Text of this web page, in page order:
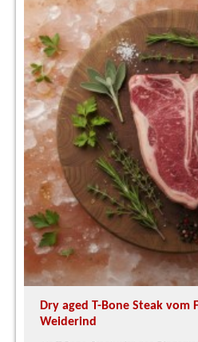
Dry aged T-Bone Steak vom
Weiderind